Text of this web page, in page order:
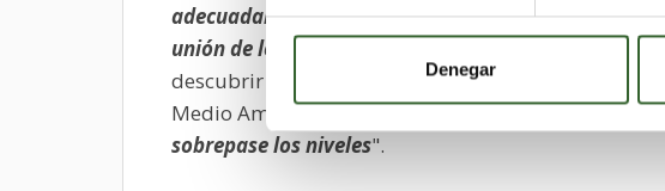
Denegar
adecuadamente los niveles de la planta porque a
unión de los compuestos, que son los que producen
descubrir los compuestos orgánicos y así se podrá
Medio Ambiente "un cambio en la normativa para
sobrepase los niveles".